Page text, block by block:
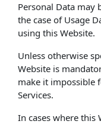
Personal Data may
the case of Usage
using this Website.
Unless otherwise
Website is
make it impossible
Services.
In cases where this